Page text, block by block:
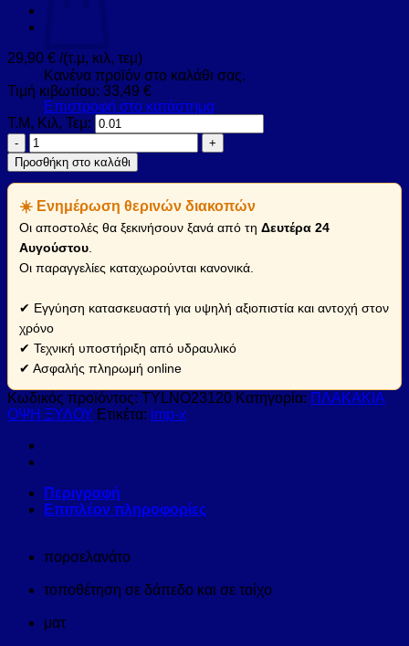
Κανένα προϊόν στο καλάθι σας.
Επιστροφή στο κατάστημα
29,90 € /(τ.μ, κιλ, τεμ)
Τιμή κιβωτίου: 33,49 €
Τ.Μ, Κιλ, Τεμ:
Πλακάκι
TYLER
Nogal
23x120cm
(TYLNO23120)
ποσότητα
Προσθήκη στο καλάθι
☀️ Ενημέρωση θερινών διακοπών
Οι αποστολές θα ξεκινήσουν ξανά από τη Δευτέρα 24
Αυγούστου
Οι παραγγελίες καταχωρούνται κανονικά.
✔ Εγγύηση κατασκευαστή για υψηλή αξιοπιστία και αντοχή στον
χρόνο
✔ Τεχνική υποστήριξη από υδραυλικό
✔ Ασφαλής πληρωμή online
Κωδικός προϊόντος: TYLNO23120 Κατηγορία: ΠΛΑΚΑΚΙΑ
ΟΨΗ ΞΥΛΟΥ Ετικέτα: imp-x
Περιγραφή
Επιπλέον πληροφορίες
πορσελανάτο
τοποθέτηση σε δάπεδο και σε τοίχο
ματ